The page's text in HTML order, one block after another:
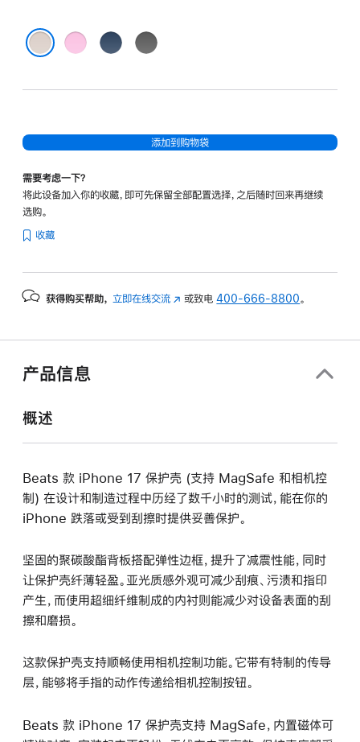
卵
磐
深
添加到购物袋
需要考虑一下？
将此设备加入你的收藏，即可先保留全部配置选择，之后随时回来再继续
选购。
收藏
获得购买帮助， 立即在线交流 (在 或致电400-666-8800。
产品信息
概述
Beats 款 iPhone 17 保护壳 (支持 MagSafe 和相机控
制) 在设计和制造过程中历经了数千小时的测试，能在你的
iPhone 跌落或受到刮擦时提供妥善保护。
坚固的聚碳酸酯背板搭配弹性边框，提升了减震性能，同时
让保护壳纤薄轻盈。亚光质感外观可减少刮痕、污渍和指印
产生，而使用超细纤维制成的内衬则能减少对设备表面的刮
擦和磨损。
这款保护壳支持顺畅使用相机控制功能。它带有特制的传导
层，能够将手指的动作传递给相机控制按钮。
Beats 款 iPhone 17 保护壳支持 MagSafe，内置磁体可